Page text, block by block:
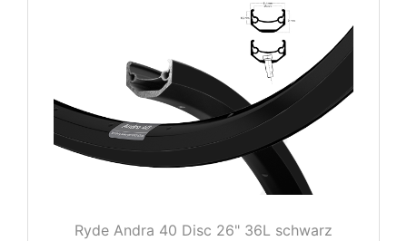
Ryde Andra 40 Disc 26" 36L schwarz